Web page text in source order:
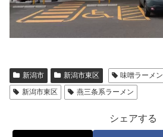
新潟市 新潟市東区 味噌ラーメン
新潟市東区
燕三条系ラーメン
シェアする